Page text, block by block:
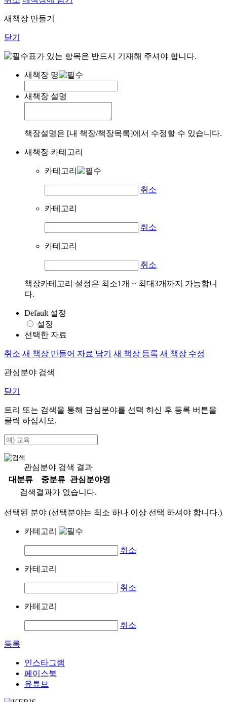
새책장 만들기
닫기
표가 있는 항목은 반드시 기재해 주셔야 합니다.
새책장 명
새책장 설명
책장설명은 [내 책장/책장목록]에서 수정할 수 있습니다.
새책장 카테고리
카테고리
취소
카테고리
취소
카테고리
취소
책장카테고리 설정은 최소1개 ~ 최대3개까지 가능합니
다.
Default 설정
설정
선택한 자료
취소 새 책장 만들어 자료 담기 새 책장 등록 새 책장 수정
관심분야 검색
닫기
트리 또는 검색을 통해 관심분야를 선택 하신 후 등록 버튼을
클릭 하십시오.
관심분야 검색 결과
대분류
중분류
관심분야명
검색결과가 없습니다.
선택된 분야 (선택분야는 최소 하나 이상 선택 하셔야 합니다.)
카테고리
취소
카테고리
취소
카테고리
취소
등록
인스타그램
페이스북
유튜브